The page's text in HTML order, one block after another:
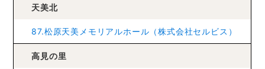
天美北
87.松原天美メモリアルホール（株式会社セルビス）
高見の里